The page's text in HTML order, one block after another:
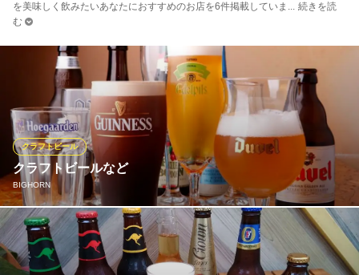
を美味しく飲みたいあなたにおすすめのお店を6件掲載していま
続きを読
む
クラフトビールなど
BIGHORN
クラフトビール
生クラフトビールは常に4種類、樽生ギネス、樽生ハイネケン、ベ
ルギービールのビンも種類豊富です。